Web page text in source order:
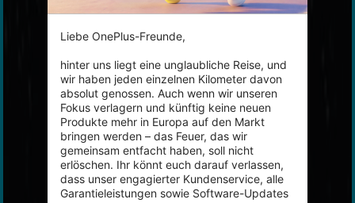
Liebe OnePlus-Freunde,
hinter uns liegt eine unglaubliche Reise, und
wir haben jeden einzelnen Kilometer davon
absolut genossen. Auch wenn wir unseren
Fokus verlagern und künftig keine neuen
Produkte mehr in Europa auf den Markt
bringen werden – das Feuer, das wir
gemeinsam entfacht haben, soll nicht
erlöschen. Ihr könnt euch darauf verlassen,
dass unser engagierter Kundenservice, alle
Garantieleistungen sowie Software-Updates